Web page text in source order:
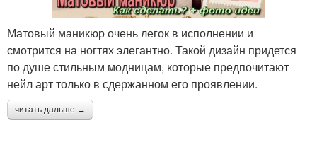
Матовый маникюр очень легок в исполнении и
смотрится на ногтях элегантно. Такой дизайн придется
по душе стильным модницам, которые предпочитают
нейл арт только в сдержанном его проявлении.
читать дальше →